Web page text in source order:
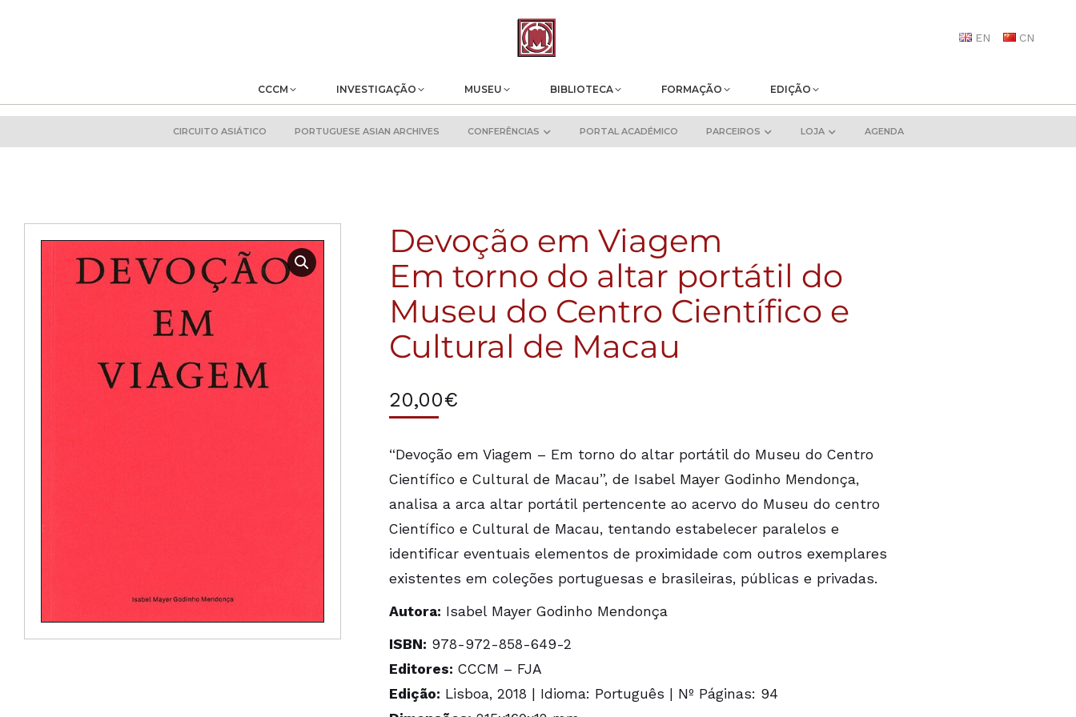
EN CN
CCCM INVESTIGAÇÃO MUSEU BIBLIOTECA FORMAÇÃO EDIÇÃO
CIRCUITO ASIÁTICO PORTUGUESE ASIAN ARCHIVES CONFERÊNCIAS PORTAL ACADÉMICO PARCEIROS LOJA AGENDA
Devoção em Viagem
Em torno do altar portátil do
Museu do Centro Científico e
Cultural de Macau
20,00€
“Devoção em Viagem – Em torno do altar portátil do Museu do Centro
Científico e Cultural de Macau”, de Isabel Mayer Godinho Mendonça,
analisa a arca altar portátil pertencente ao acervo do Museu do centro
Científico e Cultural de Macau, tentando estabelecer paralelos e
identificar eventuais elementos de proximidade com outros exemplares
existentes em coleções portuguesas e brasileiras, públicas e privadas.
Autora: Isabel Mayer Godinho Mendonça
ISBN: 978-972-858-649-2
Editores: CCCM – FJA
Edição: Lisboa, 2018 | Idioma: Português | Nº Páginas: 94